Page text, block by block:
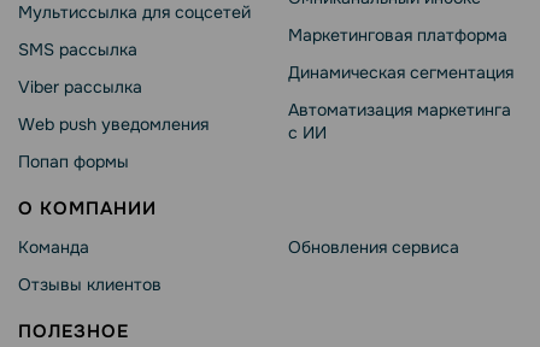
Мультиссылка для соцсетей
SMS рассылка
Viber рассылка
Web push уведомления
Попап формы
Маркетинговая платформа
Динамическая сегментация
Автоматизация маркетинга
с ИИ
О КОМПАНИИ
Команда
Отзывы клиентов
Обновления сервиса
ПОЛЕЗНОЕ